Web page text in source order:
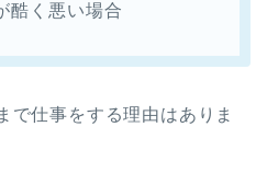
酷く悪い場合
で仕事をする理由はありま